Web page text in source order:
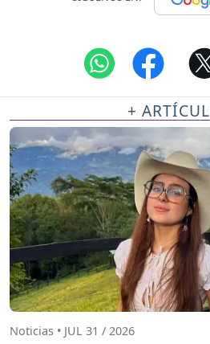
+
Noticias • JUL 31 / 2026